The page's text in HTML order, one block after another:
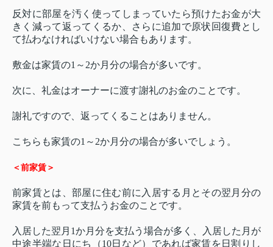
反対に部屋を汚く使ってしまっていたら預けたお金が大
きく減って返ってくるか、さらに追加で原状回復費とし
て払わなければいけない場合もあります。
敷金は家賃の1～2か月分の場合が多いです。
次に、礼金はオーナーに渡す謝礼のお金のことです。
謝礼ですので、返ってくることはありません。
こちらも家賃の1～2か月分の場合が多いでしょう。
＜前家賃＞
前家賃とは、部屋に住む前に入居する月とその翌月分の
家賃を前もって支払うお金のことです。
入居した翌月1か月分を支払う場合が多く、入居した月が
中途半端な日にち（10日など）であれば家賃を日割りし